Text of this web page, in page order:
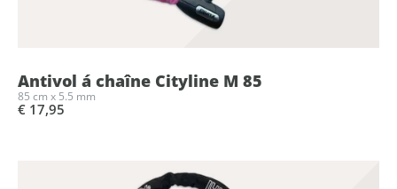
Antivol á chaîne Cityline M 85
85 cm x 5.5 mm
€ 17,95